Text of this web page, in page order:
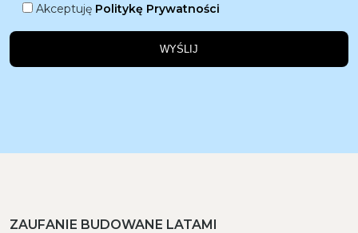
Akceptuję Politykę Prywatności
ZAUFANIE BUDOWANE LATAMI